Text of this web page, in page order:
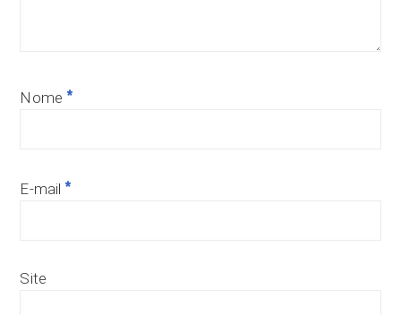
Nome *
E-mail *
Site